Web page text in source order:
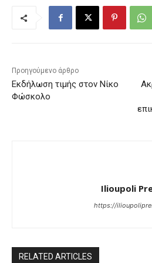
Προηγούμενο άρθρο
Εκδήλωση τιμής στον Νίκο
Φώσκολο
Ilioupoli
https://
RELATED ARTICLES